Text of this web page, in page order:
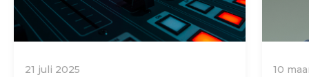
21 juli 2025 10